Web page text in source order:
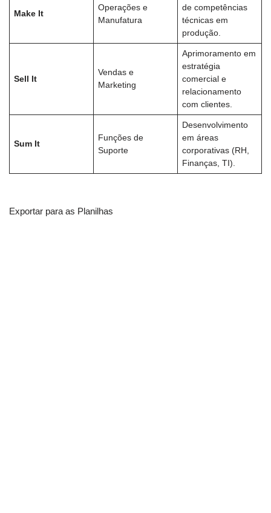
Make It
Operações e
Manufatura
de competências
técnicas em
produção.
Sell It
Vendas e
Marketing
Aprimoramento em
estratégia
comercial e
relacionamento
com clientes.
Sum It
Funções de
Suporte
Desenvolvimento
em áreas
corporativas (RH,
Finanças, TI).
Exportar para as Planilhas